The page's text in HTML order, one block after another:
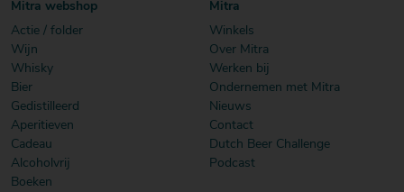
Mitra webshop
Actie / folder
Wijn
Whisky
Bier
Gedistilleerd
Aperitieven
Cadeau
Alcoholvrij
Boeken
Mitra
Winkels
Over Mitra
Werken bij
Ondernemen met Mitra
Nieuws
Contact
Dutch Beer Challenge
Podcast